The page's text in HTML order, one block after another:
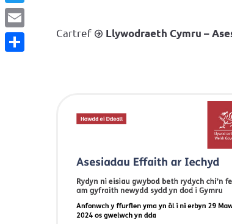
Cartref Llywodraeth Cymru –
Twitter
Email